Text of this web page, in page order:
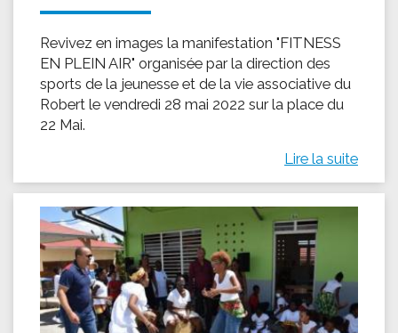
Revivez en images la manifestation "FITNESS
EN PLEIN AIR" organisée par la direction des
sports de la jeunesse et de la vie associative du
Robert le vendredi 28 mai 2022 sur la place du
22 Mai.
Lire la suite